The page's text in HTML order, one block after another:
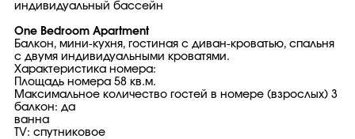
индивидуальный бассейн
One Bedroom Apartment
Балкон, мини-кухня, гостиная с диван-кроватью, спальня
с двумя индивидуальными кроватями.
Характеристика номера:
Площадь номера 58 кв.м.
Максимальное количество гостей в номере (взрослых) 3
балкон: да
ванна
TV: спутниковое